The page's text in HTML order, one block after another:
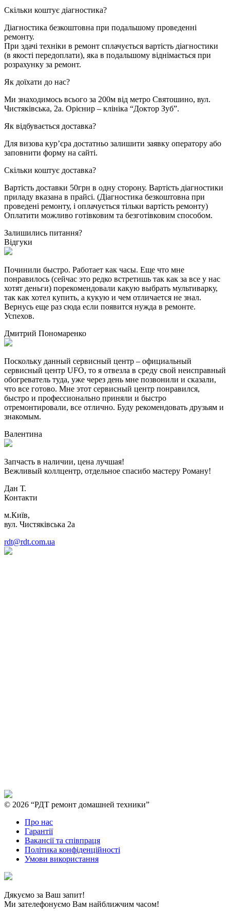
Скільки коштує діагностика?
Діагностика безкоштовна при подальшому проведенні
ремонту.
При здачі техніки в ремонт сплачується вартість діагностики
(в якості передоплати), яка в подальшому віднімається при
розрахунку за ремонт.
Як доїхати до нас?
Ми знаходимось всього за 200м від метро Святошино, вул.
Чистяківська, 2а. Орієнир – клініка “Доктор Зуб”.
Як відбувається доставка?
Для визова кур’єра достатньо залишити заявку оператору або
заповнити форму на сайті.
Cкільки коштує доставка?
Вартість доставки 50грн в одну сторону. Вартість діагностики
приладу вказана в прайсі. (Діагностика безкоштовна при
проведені ремонту, і оплачується тільки вартість ремонту)
Оплатити можливо готівковим та безготівковим способом.
Залишились питання?
Відгуки
Починили быстро. Работает как часы. Еще что мне
понравилось (сейчас это редко встретишь так как за все у нас
хотят деньги) порекомендовали какую выбрать мультиварку,
так как хотел купить, а кукую и чем отличается не знал.
Вернусь еще раз сюда если появится нужда в ремонте.
Успехов.
Дмитрий Пономаренко
Поскольку данный сервисный центр – официальный
сервисный центр UFO, то я отвезла в среду свой неисправный
обогреватель туда, уже через день мне позвонили и сказали,
что все готово. Мне этот сервисный центр понравился,
быстро и профессионально приняли и быстро
отремонтировали, все отлично. Буду рекомендовать друзьям и
знакомым.
Валентина
Запчасть в наличии, цена лучшая!
Вежливый коллцентр, отдельное спасибо мастеру Роману!
Дан Т.
Контакти
м.Київ,
вул. Чистяківська 2а
rdt@rdt.com.ua
© 2026 “РДТ ремонт домашней техники”
Про нас
Гарантії
Вакансії та співпраця
Політика конфіденційності
Умови використання
Дякуємо за Ваш запит!
Ми зателефонуємо Вам найближчим часом!